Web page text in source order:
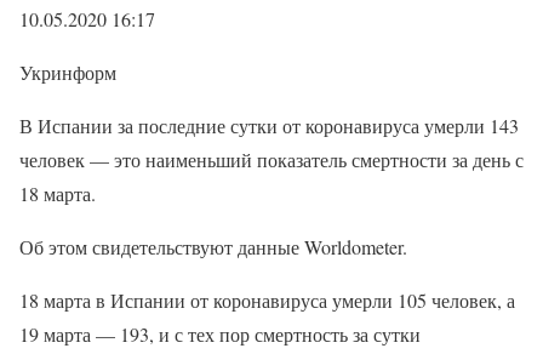
10.05.2020 16:17
Укринформ
В Испании за последние сутки от коронавируса умерли 143
человек — это наименьший показатель смертности за день с
18 марта.
Об этом свидетельствуют данные Worldometer.
18 марта в Испании от коронавируса умерли 105 человек, а
19 марта — 193, и с тех пор смертность за сутки